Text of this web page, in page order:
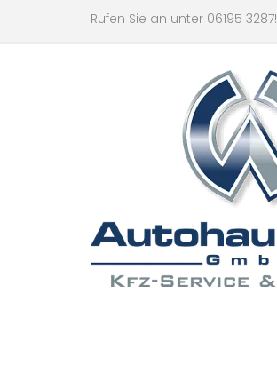
Rufen Sie an unter 06195 3287!